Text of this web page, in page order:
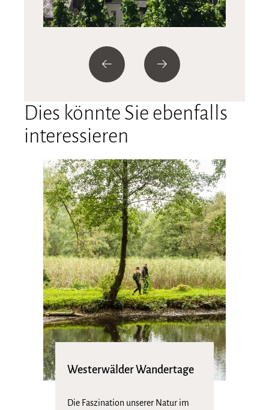
Dies könnte Sie ebenfalls
interessieren
Westerwälder Wandertage
Die Faszination unserer Natur im